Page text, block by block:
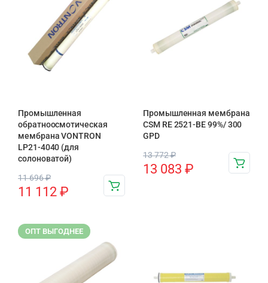
Промышленная
обратноосмотическая
мембрана VONTRON
LP21-4040 (для
солоноватой)
11 696₽
11 112 ₽
Промышленная мембрана
CSM RE 2521-BE 99%/ 300
GPD
13 772₽
13 083 ₽
ОПТ ВЫГОДНЕЕ